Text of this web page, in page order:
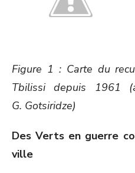
Figure 1 : Carte du
Tbilissi depuis 1961
G. Gotsiridze)
Des Verts en guerre
ville